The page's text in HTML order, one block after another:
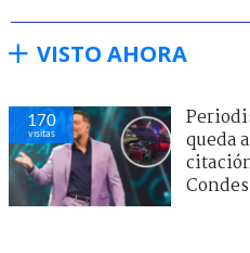
VISTO AHORA
170
visitas
queda
Condes